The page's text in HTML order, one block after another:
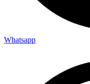
Whatsapp